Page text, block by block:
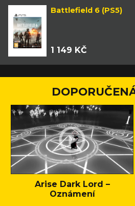
Battlefield 6 (PS5)
1 149 KČ
Arise Dark Lord –
Oznámení